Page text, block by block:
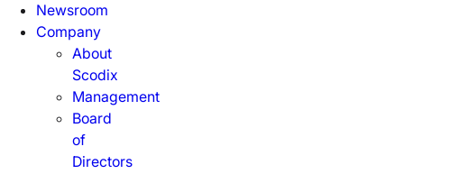
Newsroom
Company
About
Scodix
Management
Board
of
Directors